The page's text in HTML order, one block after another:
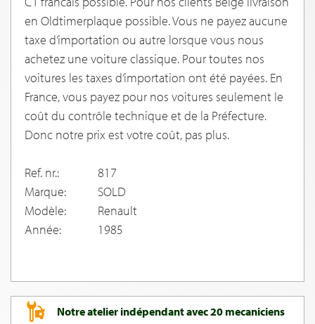
en Oldtimerplaque possible. Vous ne payez aucune
taxe d’importation ou autre lorsque vous nous
achetez une voiture classique. Pour toutes nos
voitures les taxes d’importation ont été payées. En
France, vous payez pour nos voitures seulement le
coût du contrôle technique et de la Préfecture.
Donc notre prix est votre coût, pas plus.
Ref. nr.:
817
Marque:
SOLD
Modèle:
Renault
Année:
1985
Notre atelier indépendant avec 20 mecaniciens